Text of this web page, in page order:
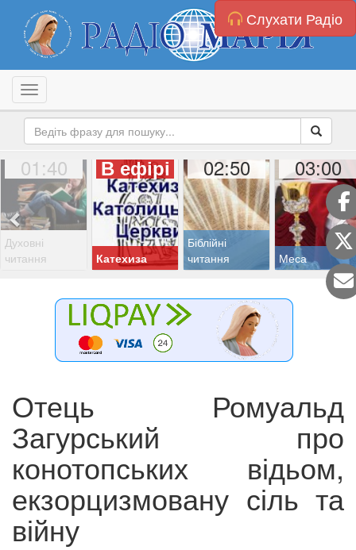
Слухати Радіо
Toggle navigation
01:40
Духовні
читання
В ефірі
Катехиза
02:50
Біблійні
читання
03:00
Меса
Отець Ромуальд
Загурський про
конотопських відьом,
екзорцизмовану сіль та
війну